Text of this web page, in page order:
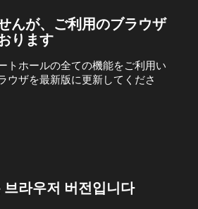
んが、ご利用のブラウザ
ります
トホールの全ての機能をご利用い
ウザを最新版に更新してくださ
라우저 버전입니다